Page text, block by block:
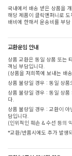
국내에서 배송 받은 상품을
해당 제품이 클릭앤퍼니로
배비에 한해서 운송비를 부담
교환운임 안내
상품 교환은 동일 상품 또는
객님 부담입니다.
(상품을 저희쪽에 보내는
상품 불량일 경우 : 동일 상
상품 불량일 경우 : 동일 상
다.
상품 불량일 경우 : 교환이
담입니다.
(인위적인 훼손 & 수선 등의
*교환/반품시에도 추가 발생